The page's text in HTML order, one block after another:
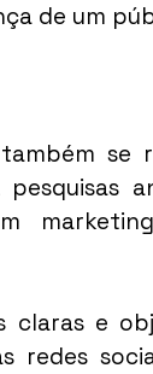
de um
se
e
redes